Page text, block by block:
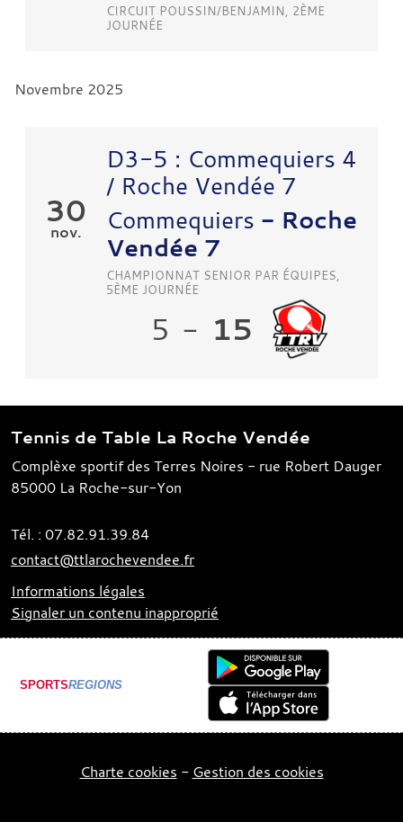
CIRCUIT POUSSIN/BENJAMIN, 2ÈME
JOURNÉE
Novembre 2025
30
nov.
D3-5 : Commequiers 4
/ Roche Vendée 7
Commequiers - Roche
Vendée 7
CHAMPIONNAT SENIOR PAR ÉQUIPES,
5ÈME JOURNÉE
5 - 15
Tennis de Table La Roche Vendée
Complèxe sportif des Terres Noires - rue Robert Dauger
85000 La Roche-sur-Yon
Tél. : 07.82.91.39.84
contact@ttlarochevendee.fr
Informations légales
Signaler un contenu inapproprié
SPORTSREGIONS
Charte cookies Gestion des cookies